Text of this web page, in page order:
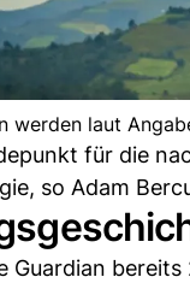
werden laut
für die
so Adam
Guardian